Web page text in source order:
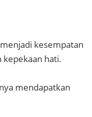
kesempatan
kepekaan hati.
mendapatkan